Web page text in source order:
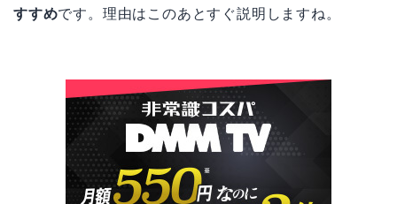
すすめです。理由はこのあとすぐ説明しますね。